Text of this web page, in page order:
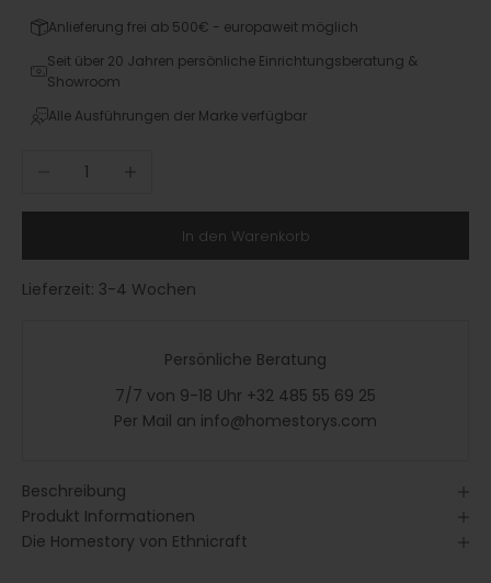
Anlieferung frei ab 500€ - europaweit möglich
Seit über 20 Jahren persönliche Einrichtungsberatung &
Showroom
Alle Ausführungen der Marke verfügbar
Anzahl verringern
In den Warenkorb
Lieferzeit: 3-4 Wochen
Persönliche Beratung
7/7 von 9-18 Uhr +32 485 55 69 25
Per Mail an info@homestorys.com
Beschreibung
Produkt Informationen
Die Homestory von Ethnicraft